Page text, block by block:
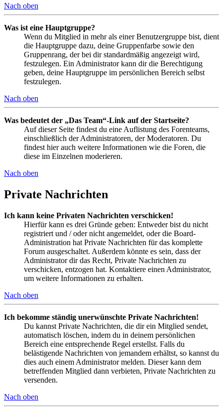
Nach oben
Was ist eine Hauptgruppe?
Wenn du Mitglied in mehr als einer Benutzergruppe bist, dient
die Hauptgruppe dazu, deine Gruppenfarbe sowie den
Gruppenrang, der bei dir standardmäßig angezeigt wird,
festzulegen. Ein Administrator kann dir die Berechtigung
geben, deine Hauptgruppe im persönlichen Bereich selbst
festzulegen.
Nach oben
Was bedeutet der „Das Team“-Link auf der Startseite?
Auf dieser Seite findest du eine Auflistung des Forenteams,
einschließlich der Administratoren, der Moderatoren. Du
findest hier auch weitere Informationen wie die Foren, die
diese im Einzelnen moderieren.
Nach oben
Private Nachrichten
Ich kann keine Privaten Nachrichten verschicken!
Hierfür kann es drei Gründe geben: Entweder bist du nicht
registriert und / oder nicht angemeldet, oder die Board-
Administration hat Private Nachrichten für das komplette
Forum ausgeschaltet. Außerdem könnte es sein, dass der
Administrator dir das Recht, Private Nachrichten zu
verschicken, entzogen hat. Kontaktiere einen Administrator,
um weitere Informationen zu erhalten.
Nach oben
Ich bekomme ständig unerwünschte Private Nachrichten!
Du kannst Private Nachrichten, die dir ein Mitglied sendet,
automatisch löschen, indem du in deinem persönlichen
Bereich eine entsprechende Regel erstellst. Falls du
belästigende Nachrichten von jemandem erhältst, so kannst du
dies auch einem Administrator melden. Dieser kann dem
betreffenden Mitglied dann verbieten, Private Nachrichten zu
versenden.
Nach oben